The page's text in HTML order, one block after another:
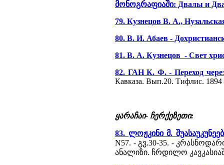
მონოგრაფიაში: Двалы и
79. Кузнецов В. А.,
80. В. И. Абаев -
81. В. А. Кузнецов - Свет
82. ГАН К. Ф. - Переход
Кавказа. Вып.20. Тифлис. 1894
ყარაჩაი- ჩერქეზეთი:
83. ლოჟკინი მ.
N57. - გვ.30-35. -
ანალიზი. ჩრდილო